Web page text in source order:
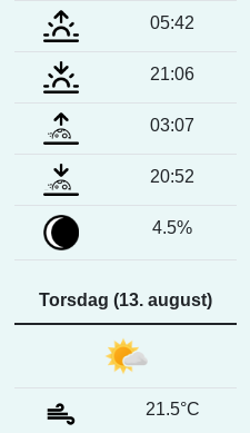
05:42
21:06
03:07
20:52
4.5%
Torsdag (13. august)
21.5°C